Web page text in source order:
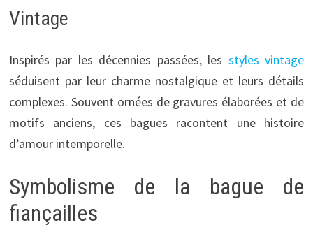
Vintage
Inspirés par les décennies passées, les styles vintage
séduisent par leur charme nostalgique et leurs détails
complexes. Souvent ornées de gravures élaborées et de
motifs anciens, ces bagues racontent une histoire
d’amour intemporelle.
Symbolisme de la bague de
fiançailles